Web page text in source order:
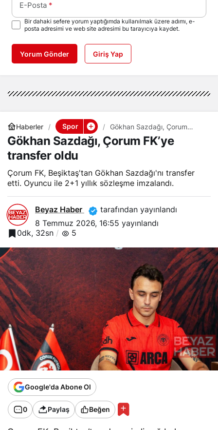
E-Posta *
Bir dahaki sefere yorum yaptığımda kullanılmak üzere adımı, e-
posta adresimi ve web site adresimi bu tarayıcıya kaydet.
Yorum Gönder Giriş Yap
Haberler Spor
Gökhan Sazdağı, Çorum
FK’ye transfer oldu
Gökhan Sazdağı, Çorum FK’ye
transfer oldu
Çorum FK, Beşiktaş'tan Gökhan Sazdağı'nı transfer
etti. Oyuncu ile 2+1 yıllık sözleşme imzalandı.
Beyaz Haber
tarafından yayınlandı
8 Temmuz 2026, 16:55 yayınlandı
0dk, 32sn
5
Google'da Abone Ol
0 Paylaş Beğen